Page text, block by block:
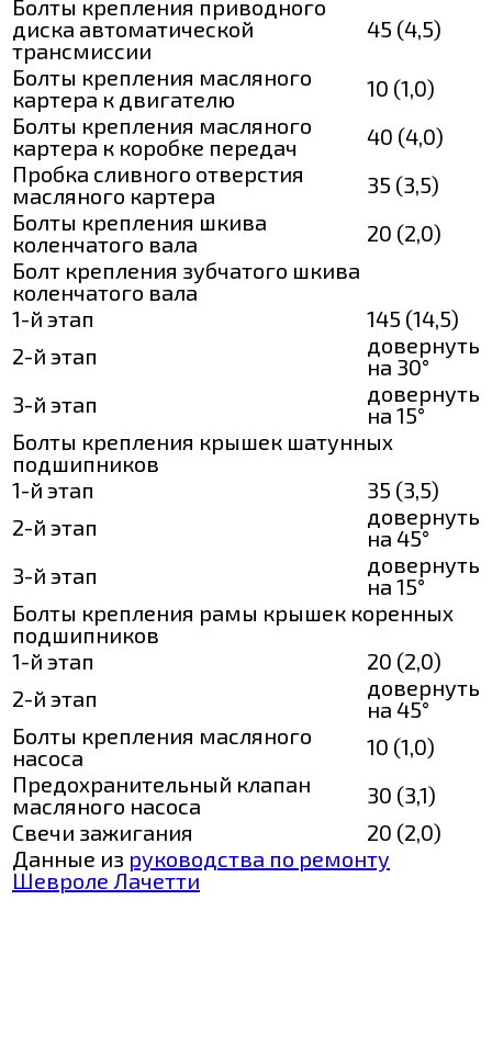
Болты крепления приводного
диска автоматической
трансмиссии
45 (4,5)
Болты крепления масляного
картера к двигателю
10 (1,0)
Болты крепления масляного
картера к коробке передач
40 (4,0)
Пробка сливного отверстия
масляного картера
35 (3,5)
Болты крепления шкива
коленчатого вала
20 (2,0)
Болт крепления зубчатого шкива
коленчатого вала
1-й этап
145 (14,5)
2-й этап
довернуть
на 30°
3-й этап
довернуть
на 15°
Болты крепления крышек шатунных
подшипников
1-й этап
35 (3,5)
2-й этап
довернуть
на 45°
3-й этап
довернуть
на 15°
Болты крепления рамы крышек коренных
подшипников
1-й этап
20 (2,0)
2-й этап
довернуть
на 45°
Болты крепления масляного
насоса
10 (1,0)
Предохранительный клапан
масляного насоса
30 (3,1)
Свечи зажигания
20 (2,0)
Данные из руководства по ремонту
Шевроле Лачетти